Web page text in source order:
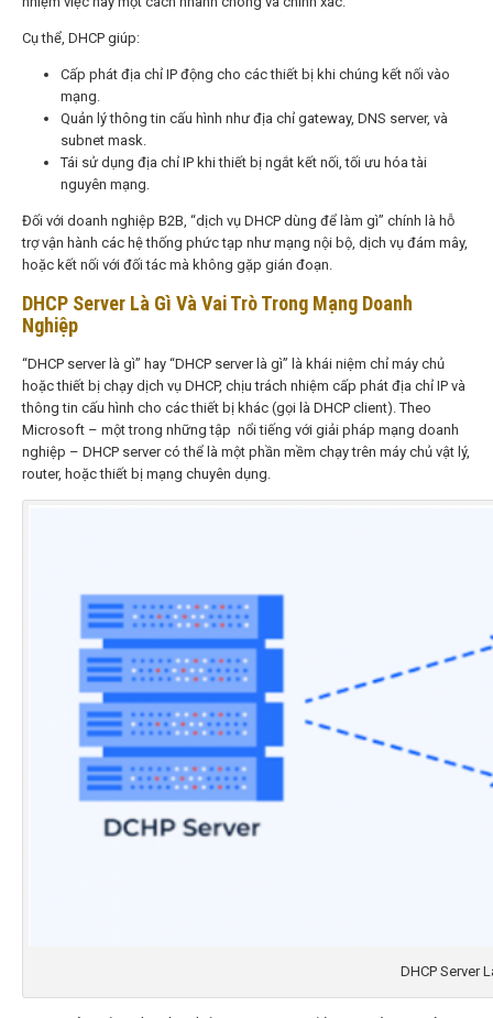
Cụ thể, DHCP giúp:
Cấp phát địa chỉ IP động cho các thiết bị khi chúng kết nối vào
mạng.
Quản lý thông tin cấu hình như địa chỉ gateway, DNS server, và
subnet mask.
Tái sử dụng địa chỉ IP khi thiết bị ngắt kết nối, tối ưu hóa tài
nguyên mạng.
Đối với doanh nghiệp B2B, “dịch vụ DHCP dùng để làm gì” chính là hỗ
trợ vận hành các hệ thống phức tạp như mạng nội bộ, dịch vụ đám mây,
hoặc kết nối với đối tác mà không gặp gián đoạn.
DHCP Server Là Gì Và Vai Trò Trong Mạng Doanh
Nghiệp
“DHCP server là gì” hay “DHCP server là gì” là khái niệm chỉ máy chủ
hoặc thiết bị chạy dịch vụ DHCP, chịu trách nhiệm cấp phát địa chỉ IP và
thông tin cấu hình cho các thiết bị khác (gọi là DHCP client). Theo
Microsoft – một trong những tập nổi tiếng với giải pháp mạng doanh
nghiệp – DHCP server có thể là một phần mềm chạy trên máy chủ vật lý,
router, hoặc thiết bị mạng chuyên dụng.
DHCP Server